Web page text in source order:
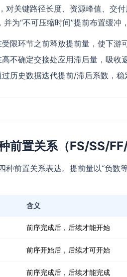
对关键路径长度、资源峰值、交
并为“不可压缩时间”提前布置缓
限环节之前释放提前量，使下游
不确定交接处应用滞后量，吸收
历史数据迭代提前/滞后系数，稳
前置关系（FS/SS/FF/
种前置关系表达。提前量以“负
含义
前序完成后，后续才能开始
前序开始后，后续才可开始
前序完成后，后续才能完成